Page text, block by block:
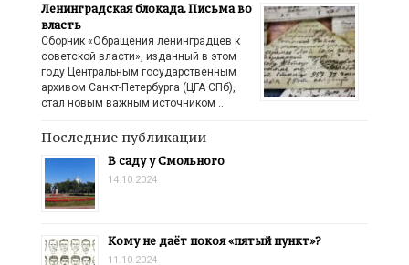
Ленинградская блокада. Письма во
власть
Сборник «Обращения ленинградцев к
советской власти», изданный в этом
году Центральным государственным
архивом Санкт-Петербурга (ЦГА СПб),
стал новым важным источником …
Последние публикации
В саду у Смольного
14.10.2024
Кому не даёт покоя «пятый пункт»?
11.10.2024